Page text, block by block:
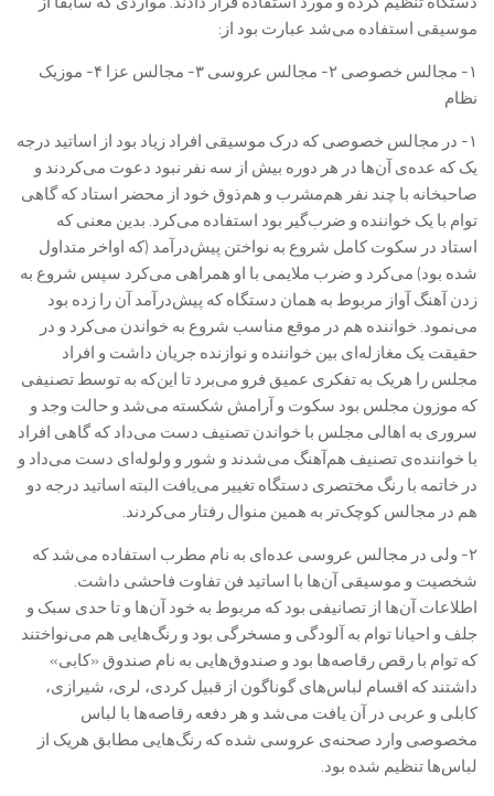
موسیقی استفاده می‌شد عبارت بود از:
۱- مجالس خصوصی ۲- مجالس عروسی ۳- مجالس عزا ۴- موزیک
نظام
۱- در مجالس خصوصی که درک موسیقی افراد زیاد بود از اساتید درجه
یک که عده‌ی آن‌ها در هر دوره بیش از سه نفر نبود دعوت می‌کردند و
صاحبخانه با چند نفر هم‌مشرب و هم‌ذوق خود از محضر استاد که گاهی
توام با یک خواننده و ضرب‌گیر بود استفاده می‌کرد. بدین معنی که
استاد در سکوت کامل شروع به نواختن پیش‌درآمد (که اواخر متداول
شده بود) می‌کرد و ضرب ملایمی با او همراهی می‌کرد سپس شروع به
زدن آهنگ آواز مربوط به همان دستگاه که پیش‌درآمد آن را زده بود
می‌نمود. خواننده هم در موقع مناسب شروع به خواندن می‌کرد و در
حقیقت یک مغازله‌ای بین خواننده و نوازنده جریان داشت و افراد
مجلس را هریک به تفکری عمیق فرو می‌برد تا این‌که به توسط تصنیفی
که موزون مجلس بود سکوت و آرامش شکسته می‌شد و حالت وجد و
سروری به اهالی مجلس با خواندن تصنیف دست می‌داد که گاهی افراد
با خواننده‌ی تصنیف هم‌آهنگ می‌شدند و شور و ولوله‌ای دست می‌داد و
در خاتمه با رنگ مختصری دستگاه تغییر می‌یافت البته اساتید درجه دو
هم در مجالس کوچک‌تر به همین منوال رفتار می‌کردند.
۲- ولی در مجالس عروسی عده‌ای به نام مطرب استفاده می‌شد که
شخصیت و موسیقی آن‌ها با اساتید فن تفاوت فاحشی داشت.
اطلاعات آن‌ها از تصانیفی بود که مربوط به خود آن‌ها و تا حدی سبک و
جلف و احیانا توام به آلودگی و مسخرگی بود و رنگ‌هایی هم می‌نواختند
که توام با رقص رقاصه‌ها بود و صندوق‌هایی به نام صندوق «کابی»
داشتند که اقسام لباس‌های گوناگون از قبیل کردی، لری، شیرازی،
کابلی و عربی در آن یافت می‌شد و هر دفعه رقاصه‌ها با لباس
مخصوصی وارد صحنه‌ی عروسی شده که رنگ‌هایی مطابق هریک از
لباس‌ها تنظیم شده بود.